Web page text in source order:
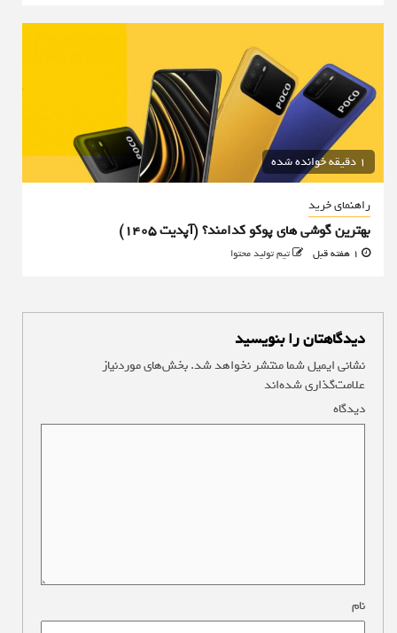
1 دقیقه خوانده شده
راهنمای خرید
بهترین گوشی های پوکو کدامند؟ (آپدیت ۱۴۰۵)
تیم تولید محتوا
دیدگاهتان را بنویسید
نشانی ایمیل شما منتشر نخواهد شد.بخش‌های موردنیاز
علامت‌گذاری شده‌اند
دیدگاه
نام